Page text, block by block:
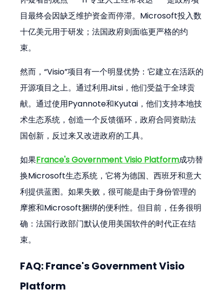
目最终会因缺乏维护资金而停滞。Microsoft投入数
十亿美元用于研发；法国政府则面临更严格的约
束。
然而，“Visio”项目有一个明显优势：它建立在活跃的
开源项目之上。通过利用Jitsi，他们受益于全球贡
献。通过使用Pyannote和Kyutai，他们支持本地技
术生态系统，创造一个反馈循环，政府合同资助法
国创新，反过来又改进政府的工具。
如果France's Government Visio Platform成功替
换Microsoft生态系统，它将为德国、西班牙和意大
利提供蓝图。如果失败，很可能是由于身份管理的
摩擦和Microsoft捆绑的便利性。但目前，任务很明
确：法国行政部门默认使用美国软件的时代正在结
束。
FAQ: France's Government Visio
Platform